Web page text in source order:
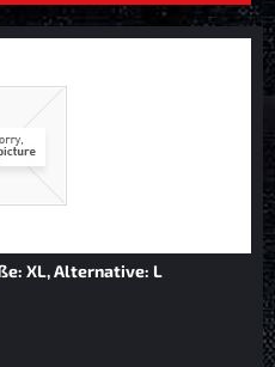
XL, Alternative: L